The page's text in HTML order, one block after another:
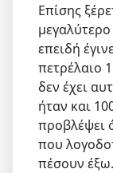
Επίσης
επειδή
πετρέλαιο
δεν έχει
ήταν και
προβλέψει
που
πέσουν έξω.